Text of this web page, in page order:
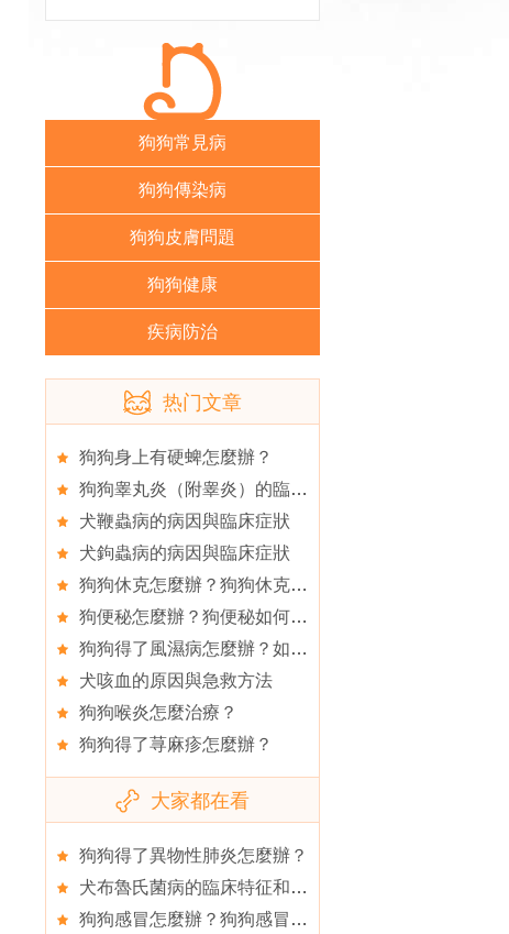
狗狗常見病
狗狗傳染病
狗狗皮膚問題
狗狗健康
疾病防治
热门文章
狗狗身上有硬蜱怎麼辦？
狗狗睾丸炎（附睾炎）的臨床症狀
犬鞭蟲病的病因與臨床症狀
犬鉤蟲病的病因與臨床症狀
狗狗休克怎麼辦？狗狗休克是什麼原因導致？
狗便秘怎麼辦？狗便秘如何治療？
狗狗得了風濕病怎麼辦？如何治療犬風濕病？
犬咳血的原因與急救方法
狗狗喉炎怎麼治療？
狗狗得了荨麻疹怎麼辦？
大家都在看
狗狗得了異物性肺炎怎麼辦？
犬布魯氏菌病的臨床特征和防治
狗狗感冒怎麼辦？狗狗感冒如何治療？